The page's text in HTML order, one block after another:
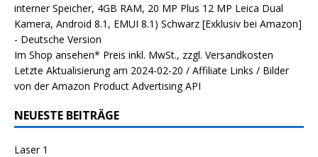
interner Speicher, 4GB RAM, 20 MP Plus 12 MP Leica Dual
Kamera, Android 8.1, EMUI 8.1) Schwarz [Exklusiv bei Amazon]
- Deutsche Version
Im Shop ansehen* Preis inkl. MwSt., zzgl. Versandkosten
Letzte Aktualisierung am 2024-02-20 / Affiliate Links / Bilder
von der Amazon Product Advertising API
NEUESTE BEITRÄGE
Laser 1